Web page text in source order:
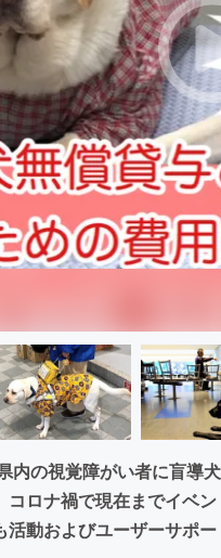
づくり・地域活性化
内の視覚障がい者に盲導
コロナ禍で現在までイベ
活動およびユーザーサポ